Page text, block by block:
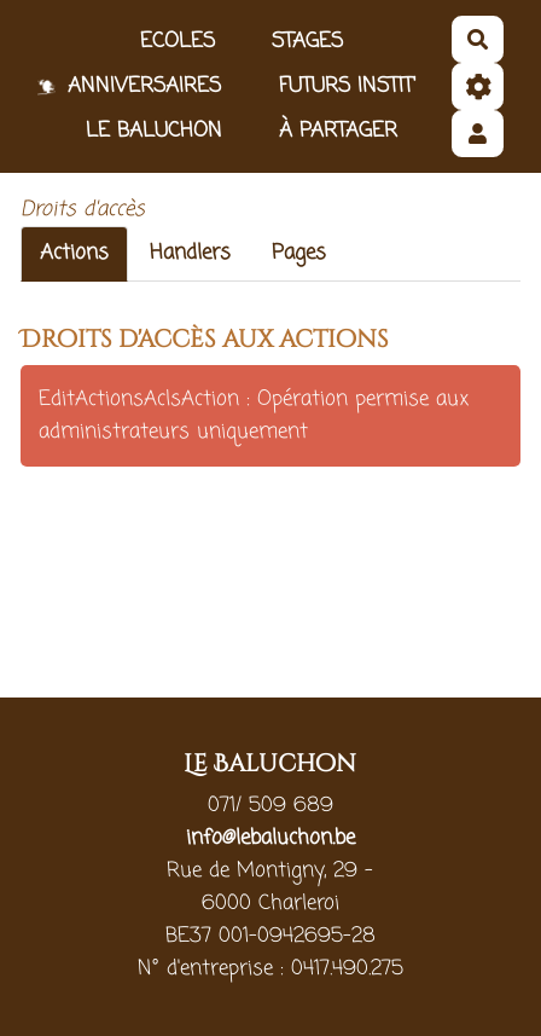
Aller au contenu principal
ECOLES
STAGES
ANNIVERSAIRES
FUTURS INSTIT'
LE BALUCHON
À PARTAGER
Droits d'accès
Actions
Handlers Pages
Droits d'accès aux actions
EditActionsAclsAction : Opération permise aux
administrateurs uniquement
Le Baluchon
071/ 509 689
info@lebaluchon.be
Rue de Montigny, 29 -
6000 Charleroi
BE37 001-0942695-28
N° d'entreprise : 0417.490.275